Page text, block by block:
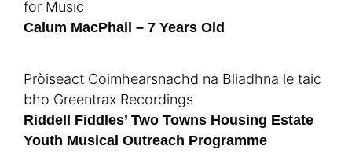
for Music
Calum MacPhail – 7 Years Old
Pròiseact Coimhearsnachd na Bliadhna le taic
bho Greentrax Recordings
Riddell Fiddles’ Two Towns Housing Estate
Youth Musical Outreach Programme